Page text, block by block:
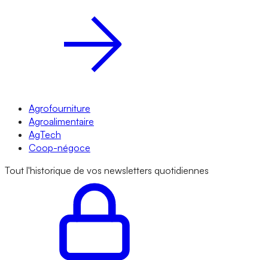
Agrofourniture
Agroalimentaire
AgTech
Coop-négoce
Tout l'historique de vos newsletters quotidiennes